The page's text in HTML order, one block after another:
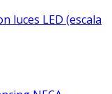
luces LED (escala